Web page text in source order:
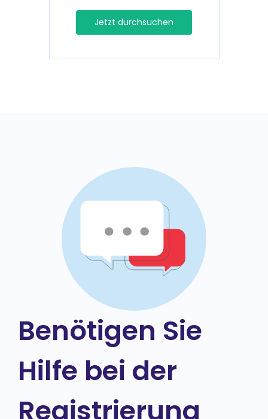
Jetzt durchsuchen
Benötigen Sie
Hilfe bei der
Registrierung